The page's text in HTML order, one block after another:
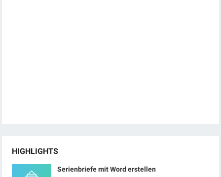
HIGHLIGHTS
Serienbriefe mit Word erstellen